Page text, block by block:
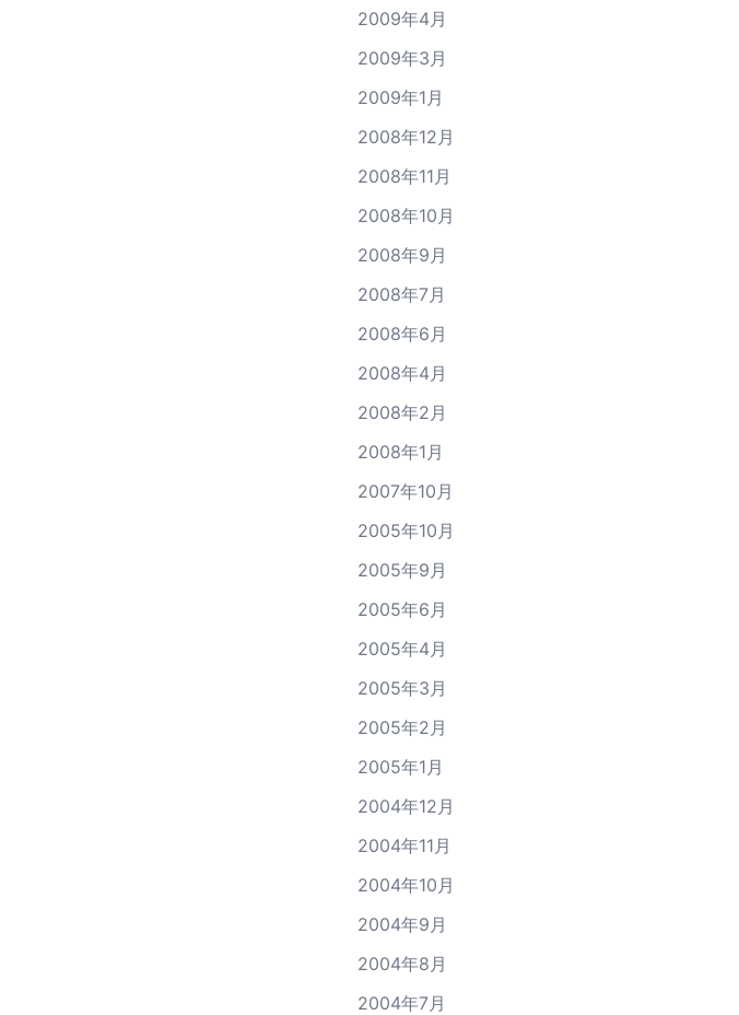
2009年4月
2009年3月
2009年1月
2008年12月
2008年11月
2008年10月
2008年9月
2008年7月
2008年6月
2008年4月
2008年2月
2008年1月
2007年10月
2005年10月
2005年9月
2005年6月
2005年4月
2005年3月
2005年2月
2005年1月
2004年12月
2004年11月
2004年10月
2004年9月
2004年8月
2004年7月